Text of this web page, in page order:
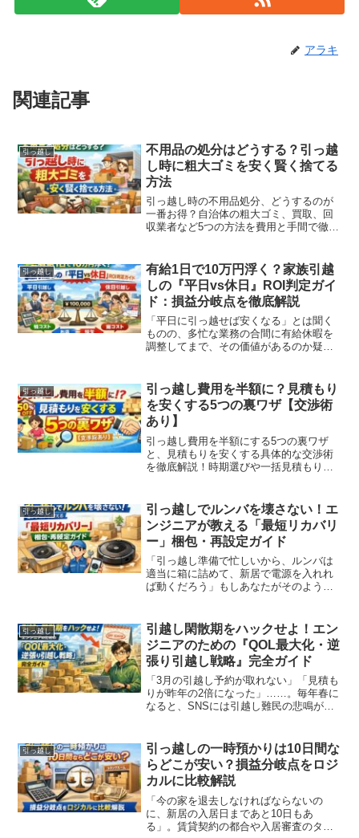
アラキ
関連記事
引っ越し
不用品の処分はどうする？引っ越
し時に粗大ゴミを安く賢く捨てる
方法
引っ越し時の不用品処分、どうするのが
一番お得？自治体の粗大ゴミ、買取、回
収業者など5つの方法を費用と手間で徹底
る裏ワザも解説します。
引っ越し
有給1日で10万円浮く？家族引越
しの『平日vs休日』ROI判定ガイ
ド：損益分岐点を徹底解説
「平日に引っ越せば安くなる」とは聞く
ものの、多忙な業務の合間に有給休暇を
調整してまで、その価値があるのか疑問
額なため、平日と休日の「差額」が家計
に与えるインパクトは想像...
引っ越し
引っ越し費用を半額に？見積もり
を安くする5つの裏ワザ【交渉術
あり】
引っ越し費用を半額にする5つの裏ワザ
と、見積もりを安くする具体的な交渉術
を徹底解説！時期選びや一括見積もりの
紹介します。安く賢く引っ越したい方必
見です。
引っ越し
引っ越しでルンバを壊さない！エ
ンジニアが教える「最短リカバリ
ー」梱包・再設定ガイド
「引っ越し準備で忙しいから、ルンバは
適当に箱に詰めて、新居で電源を入れれ
ば動くだろう」もしあなたがそのように
な光学センサーと精密なマッピングアル
ゴリズムを搭載した「自律...
引っ越し
引越し閑散期をハックせよ！エン
ジニアのための『QOL最大化・逆
張り引越し戦略』完全ガイド
「3月の引越し予約が取れない」「見積も
りが昨年の2倍になった」……。毎年春に
なると、SNSには引越し難民の悲鳴が溢
理な競争」の中で消耗し続けるつもりで
しょうか？結論から...
引っ越し
引っ越しの一時預かりは10日間な
らどこが安い？損益分岐点をロジ
カルに比較解説
「今の家を退去しなければならないの
に、新居の入居日まであと10日もあ
る」。賃貸契約の都合や入居審査のタイ